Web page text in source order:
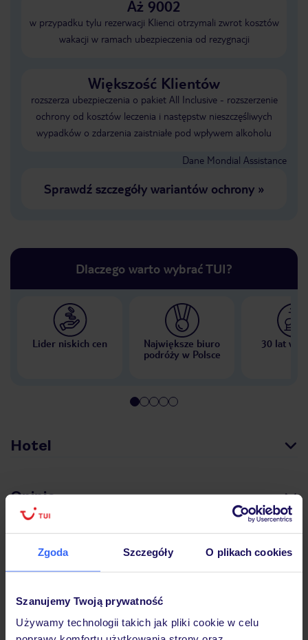
Zgoda Szczegóły O plikach cookies
Szanujemy Twoją prywatność
Używamy technologii takich jak pliki cookie w celu
Aż 9002
w przypadku tylu rezerwacji Klienci otrzymali zwrot kosztów
wakacji w ramach ubezpieczenia od rezygnacji
Większość Klientów
rozszerza ubezpieczenia o pakiet All Inclusive - rozszerzenie
ochrony od kosztów leczenia i następstw nieszczęśliwych
wypadków o zdarzenia zaistniałe pod wpływem alkoholu
Dane Mondial Assistance
Sprawdź szczegóły wariantów ochrony»
Dlaczego warto wybrać TUI?
Lider niskich cen
Największe biuro
podróży w Polsce
30 lat w
Hotel
Opinie
Pokoje
Wyżywienie